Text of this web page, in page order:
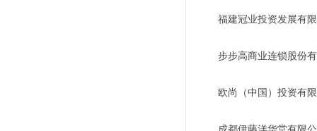
福建冠业投资发展有
步步高商业连锁股份
欧尚（中国）投资有